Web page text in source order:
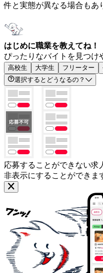
件と実態が異なる場合もあ
はじめに職業を教えてね！
ぴったりなバイトを見つけ
高校生 大学生 フリーター
選択するとどうなるの？
応募することができない求
非表示にすることができま